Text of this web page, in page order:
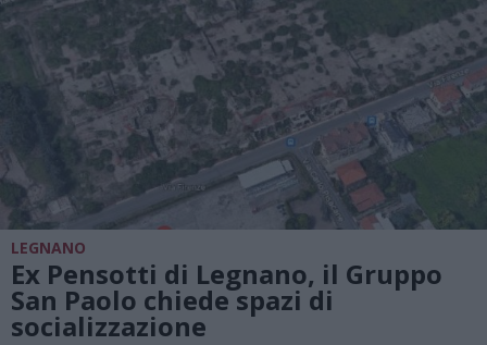
LEGNANO
Ex Pensotti di Legnano, il Gruppo
San Paolo chiede spazi di
socializzazione